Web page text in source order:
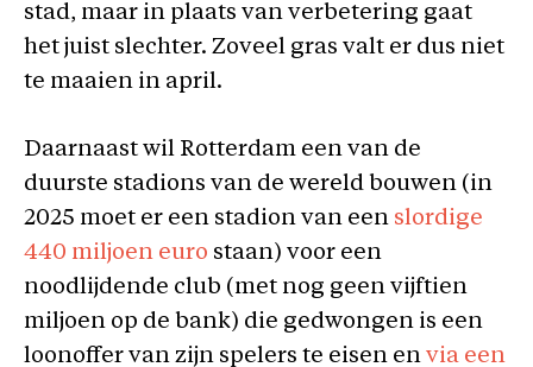
stad, maar in plaats van verbetering gaat
het juist slechter. Zoveel gras valt er dus niet
te maaien in april.
Daarnaast wil Rotterdam een van de
duurste stadions van de wereld bouwen (in
2025 moet er een stadion van een slordige
440 miljoen euro staan) voor een
noodlijdende club (met nog geen vijftien
miljoen op de bank) die gedwongen is een
loonoffer van zijn spelers te eisen en via een